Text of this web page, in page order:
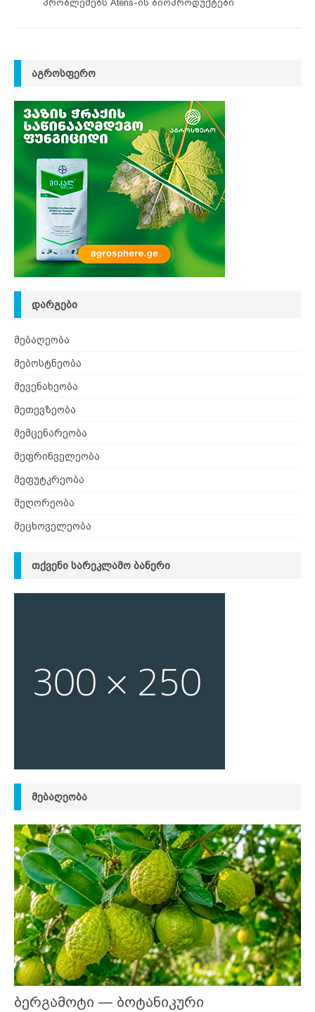
პრობლემებს Atens-ის ბიოპროდუქტები
ᲐᲒᲠᲝᲡᲤᲔᲠᲝ
ᲓᲐᲠᲒᲔᲑᲘ
მებაღეობა
მებოსტნეობა
მევენახეობა
მეთევზეობა
მემცენარეობა
მეფრინველეობა
მეფუტკრეობა
მეღორეობა
მეცხოველეობა
ᲗᲥᲕᲔᲜᲘ ᲡᲐᲠᲔᲙᲚᲐᲛᲝ ᲑᲐᲜᲔᲠᲘ
ᲛᲔᲑᲐᲦᲔᲝᲑᲐ
ბერგამოტი — ბოტანიკური